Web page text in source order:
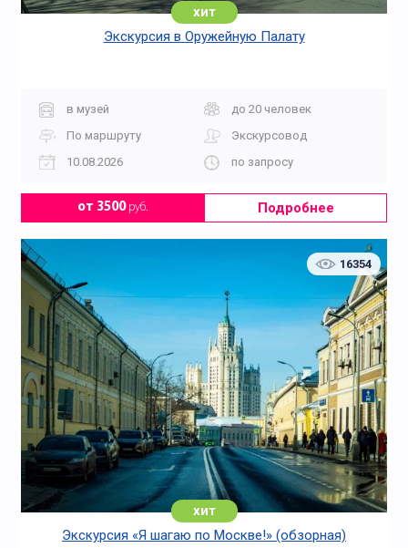
хит
Экскурсия в Оружейную Палату
в музей
до 20 человек
По маршруту
Экскурсовод
10.08.2026
по запросу
от 3500руб. Подробнее
16354
хит
Экскурсия «Я шагаю по Москве!» (обзорная)